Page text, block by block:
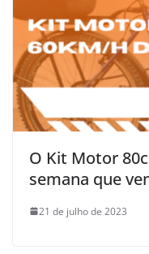
O Kit Motor
semana que
21 de julho de 2023